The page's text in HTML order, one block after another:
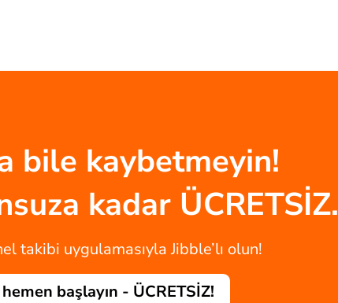
bile kaybetmeyin!
kadar ÜCRETSİZ.
takibi uygulamasıyla Jibble’lı olun!
başlayın - ÜCRETSİZ!